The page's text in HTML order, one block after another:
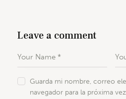
Leave a comment
Guarda mi nombre, correo
navegador para la próxima